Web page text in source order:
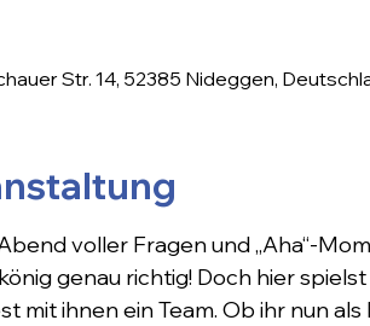
Str. 14, 52385 Nideggen,
voller Fragen und „Aha“-
genau richtig! Doch hier
mit ihnen ein Team. Ob ihr nun